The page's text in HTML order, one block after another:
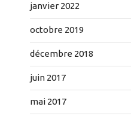
janvier 2022
octobre 2019
décembre 2018
juin 2017
mai 2017